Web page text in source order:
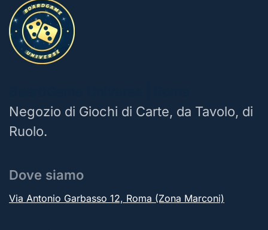
Negozio di Giochi di Carte, da Tavolo, di
Ruolo.
Dove siamo
Via Antonio Garbasso 12, Roma (Zona Marconi)